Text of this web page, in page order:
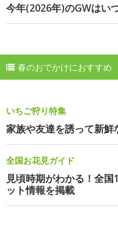
今年(2026年)のGWはい
春のおでかけにおすすめ
いちご狩り特集
家族や友達を誘って新鮮
全国お花見ガイド
見頃時期がわかる！全
ット情報を掲載